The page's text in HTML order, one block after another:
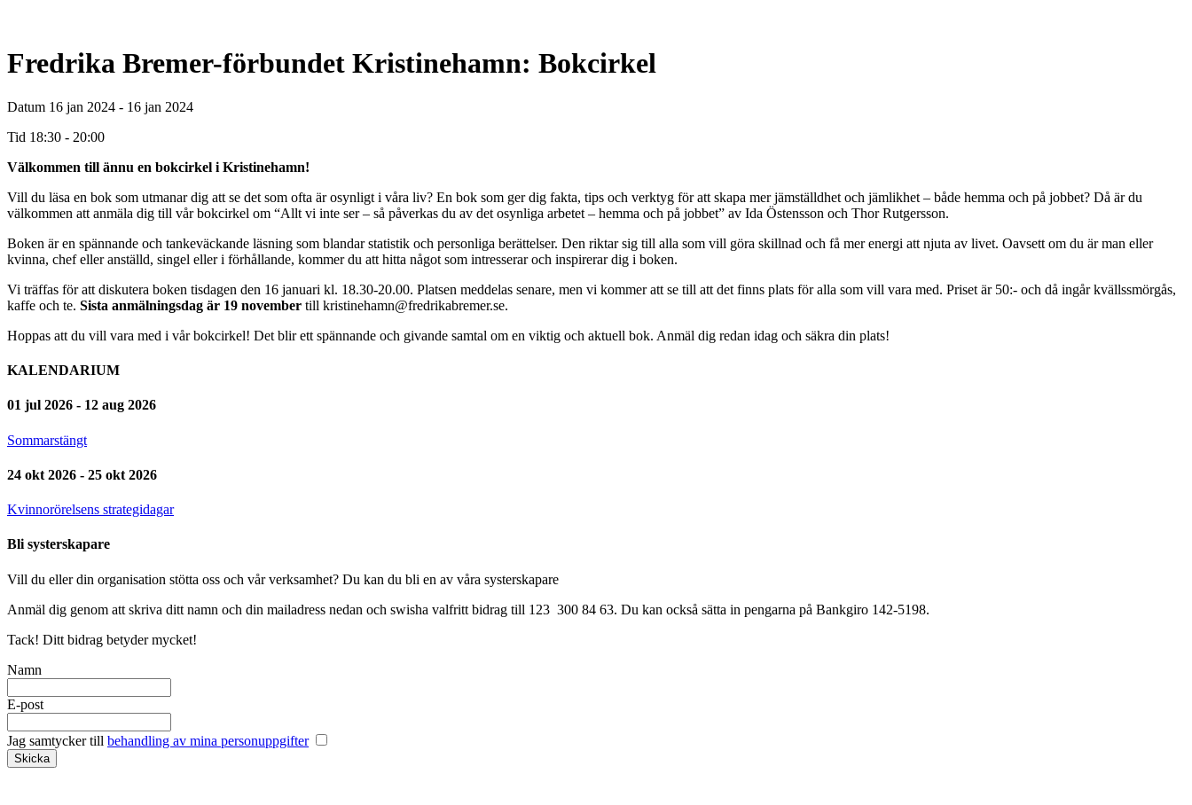
Fredrika Bremer-förbundet Kristinehamn: Bokcirkel
Datum 16 jan 2024 - 16 jan 2024
Tid 18:30 - 20:00
Välkommen till ännu en bokcirkel i Kristinehamn!
Vill du läsa en bok som utmanar dig att se det som ofta är osynligt i våra liv? En bok som ger dig fakta, tips och verktyg för att skapa mer jämställdhet och jämlikhet – både hemma och på jobbet? Då är du
välkommen att anmäla dig till vår bokcirkel om “Allt vi inte ser – så påverkas du av det osynliga arbetet – hemma och på jobbet” av Ida Östensson och Thor Rutgersson.
Boken är en spännande och tankeväckande läsning som blandar statistik och personliga berättelser. Den riktar sig till alla som vill göra skillnad och få mer energi att njuta av livet. Oavsett om du är man eller
kvinna, chef eller anställd, singel eller i förhållande, kommer du att hitta något som intresserar och inspirerar dig i boken.
Vi träffas för att diskutera boken tisdagen den 16 januari kl. 18.30-20.00. Platsen meddelas senare, men vi kommer att se till att det finns plats för alla som vill vara med. Priset är 50:- och då ingår kvällssmörgås,
kaffe och te. Sista anmälningsdag är 19 november till kristinehamn@fredrikabremer.se.
Hoppas att du vill vara med i vår bokcirkel! Det blir ett spännande och givande samtal om en viktig och aktuell bok. Anmäl dig redan idag och säkra din plats!
KALENDARIUM
01 jul 2026 - 12 aug 2026
Sommarstängt
24 okt 2026 - 25 okt 2026
Kvinnorörelsens strategidagar
Bli systerskapare
Vill du eller din organisation stötta oss och vår verksamhet? Du kan du bli en av våra systerskapare
Anmäl dig genom att skriva ditt namn och din mailadress nedan och swisha valfritt bidrag till 123 300 84 63. Du kan också sätta in pengarna på Bankgiro 142-5198.
Tack! Ditt bidrag betyder mycket!
Namn
E-post
Jag samtycker till behandling av mina personuppgifter